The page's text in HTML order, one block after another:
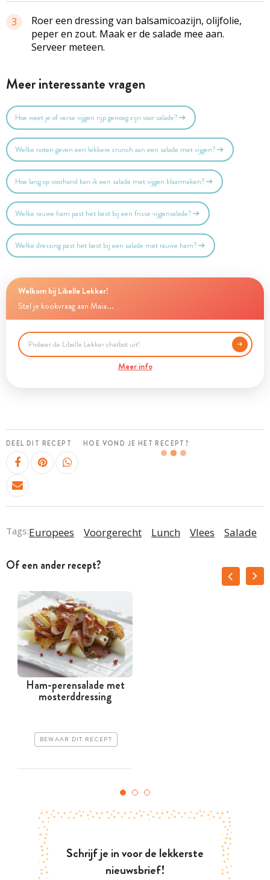
3
Roer een dressing van balsamicoazijn, olijfolie,
peper en zout. Maak er de salade mee aan.
Serveer meteen.
Meer interessante vragen
Hoe weet je of verse vijgen rijp genoeg zijn voor salade?
Welke noten geven een lekkere crunch aan een salade met vijgen?
Hoe lang op voorhand kan ik een salade met vijgen klaarmaken?
Welke rauwe ham past het best bij een frisse vijgensalade?
Welke dressing past het best bij een salade met rauwe ham?
Welkom bij Libelle Lekker!
Stel je kookvraag aan Maia...
Meer info
DEEL DIT RECEPT HOE VOND JE HET RECEPT?
Tags:Europees Voorgerecht Lunch Vlees Salade
Of een ander recept?
Ham-perensalade met
mosterddressing
BEWAAR DIT RECEPT
Schrijf je in voor de lekkerste
nieuwsbrief!